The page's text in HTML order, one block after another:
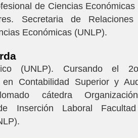
de Ciencias
Secretaria de Relaciones
Económicas (UNLP).
(UNLP). Cursando el
en Contabilidad Superior y
cátedra
Inserción Laboral